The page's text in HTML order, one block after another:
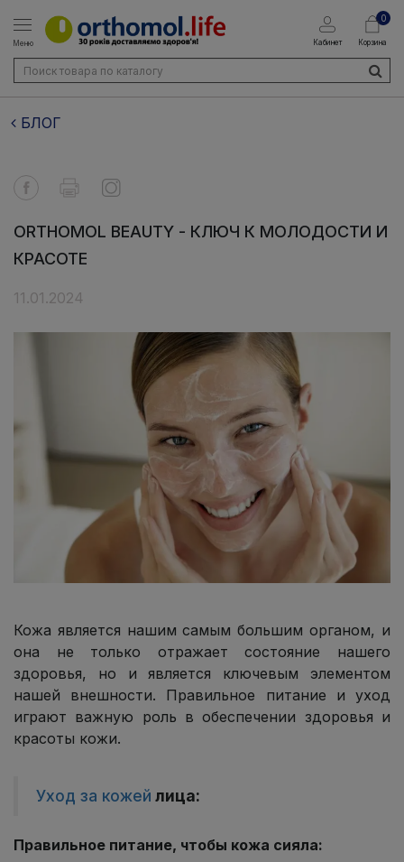
Меню Кабинет
0
Корзина
БЛОГ
ORTHOMOL BEAUTY - КЛЮЧ К МОЛОДОСТИ И
КРАСОТЕ
11.01.2024
Кожа является нашим самым большим органом, и
она не только отражает состояние нашего
здоровья, но и является ключевым элементом
нашей внешности. Правильное питание и уход
играют важную роль в обеспечении здоровья и
красоты кожи.
Уход за кожей лица:
Правильное питание, чтобы кожа сияла: